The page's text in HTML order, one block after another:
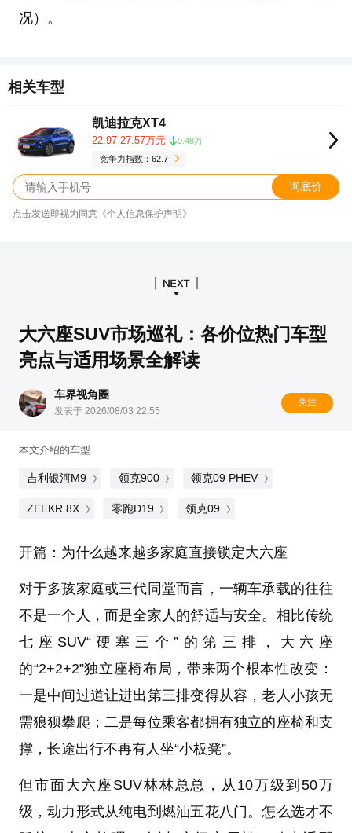
况）。
相关车型
凯迪拉克XT4
22.97-27.57万元
9.48万
竞争力指数：62.7
询底价
点击发送即视为同意《个人信息保护声明》
大六座SUV市场巡礼：各价位热门车型
亮点与适用场景全解读
车界视角圈
发表于 2026/08/03 22:55
关注
本文介绍的车型
吉利银河M9 领克900 领克09 PHEV
ZEEKR 8X 零跑D19 领克09
开篇：为什么越来越多家庭直接锁定大六座
对于多孩家庭或三代同堂而言，一辆车承载的往往
不是一个人，而是全家人的舒适与安全。相比传统
七座SUV“硬塞三个”的第三排，大六座
的“2+2+2”独立座椅布局，带来两个根本性改变：
一是中间过道让进出第三排变得从容，老人小孩无
需狼狈攀爬；二是每位乘客都拥有独立的座椅和支
撑，长途出行不再有人坐“小板凳”。
但市面大六座SUV林林总总，从10万级到50万
级，动力形式从纯电到燃油五花八门。怎么选才不